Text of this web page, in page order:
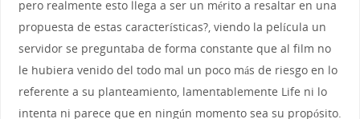
pero realmente esto llega a ser un mérito a resaltar en una
propuesta de estas características?, viendo la película un
servidor se preguntaba de forma constante que al film no
le hubiera venido del todo mal un poco más de riesgo en lo
referente a su planteamiento, lamentablemente Life ni lo
intenta ni parece que en ningún momento sea su propósito.